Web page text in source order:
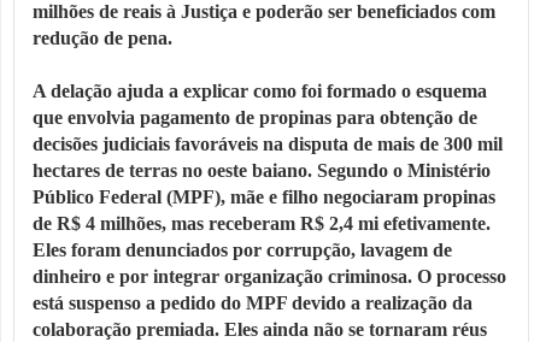
milhões de reais à Justiça e poderão ser beneficiados com
redução de pena.
A delação ajuda a explicar como foi formado o esquema
que envolvia pagamento de propinas para obtenção de
decisões judiciais favoráveis na disputa de mais de 300 mil
hectares de terras no oeste baiano. Segundo o Ministério
Público Federal (MPF), mãe e filho negociaram propinas
de R$ 4 milhões, mas receberam R$ 2,4 mi efetivamente.
Eles foram denunciados por corrupção, lavagem de
dinheiro e por integrar organização criminosa. O processo
está suspenso a pedido do MPF devido a realização da
colaboração premiada. Eles ainda não se tornaram réus